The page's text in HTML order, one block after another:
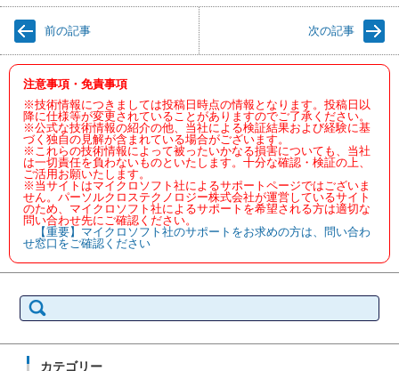
前の記事 次の記事
注意事項・免責事項
※技術情報につきましては投稿日時点の情報となります。投稿日以
降に仕様等が変更されていることがありますのでご了承ください。
※公式な技術情報の紹介の他、当社による検証結果および経験に基
づく独自の見解が含まれている場合がございます。
※これらの技術情報によって被ったいかなる損害についても、当社
は一切責任を負わないものといたします。十分な確認・検証の上、
ご活用お願いたします。
※当サイトはマイクロソフト社によるサポートページではございま
せん。パーソルクロステクノロジー株式会社が運営しているサイト
のため、マイクロソフト社によるサポートを希望される方は適切な
問い合わせ先にご確認ください。
【重要】マイクロソフト社のサポートをお求めの方は、問い合わ
せ窓口をご確認ください
索:
カテゴリー